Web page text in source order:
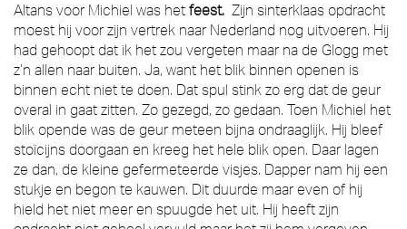
Altans voor Michiel was het feest. Zijn sinterklaas opdracht
moest hij voor zijn vertrek naar Nederland nog uitvoeren. Hij
had gehoopt dat ik het zou vergeten maar na de Glogg met
z’n allen naar buiten. Ja, want het blik binnen openen is
binnen echt niet te doen. Dat spul stink zo erg dat de geur
overal in gaat zitten. Zo gezegd, zo gedaan. Toen Michiel het
blik opende was de geur meteen bijna ondraaglijk. Hij bleef
stoïcijns doorgaan en kreeg het hele blik open. Daar lagen
ze dan, de kleine gefermeteerde visjes. Dapper nam hij een
stukje en begon te kauwen. Dit duurde maar even of hij
hield het niet meer en spuugde het uit. Hij heeft zijn